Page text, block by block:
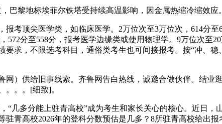
黎地标埃菲尔铁塔受持续高温影响，因金属热缩冷缩效应
顶尖医学类，如临床医学。2万位次至3万位次，614分至
分至558分，报考医学边缘类或使用物理学。9万位次至
求，不限选考科目，通俗类考生也可间接报考。按“冲、稳
供给旧事线索。齐鲁网告白热线，诚邀合做伙伴。结业
。。。[细致]。
多分能上驻青高校”成为考生和家长关心的核心。近日，
青高校2026年的登科分数预估是几多？8所驻青高校给出报